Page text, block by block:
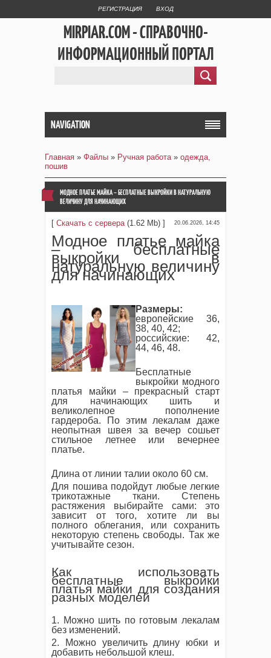
РЕГИСТРАЦИЯ ВХОД
MIRPIAR.COM - СПРАВОЧНО-
ИНФОРМАЦИОННЫЙ ПОРТАЛ
NAVIGATION
Главная » Файлы » Ручная работа» одежда,
пошив
МОДНОЕ ПЛАТЬЕ МАЙКА – БЕСПЛАТНЫЕ ВЫКРОЙКИ В НАТУРАЛЬНУЮ
ВЕЛИЧИНУ ДЛЯ НАЧИНАЮЩИХ
[ Скачать с сервера(1.62 Mb) ] 20.06.2026, 14:45
Модное платье майка
– бесплатные
выкройки в
натуральную величину
для начинающих
Размеры:
европейские 36,
38, 40, 42;
российские: 42,
44, 46, 48.
Бесплатные
выкройки модного
платья майки – прекрасный старт
для начинающих шить и
великолепное пополнение
гардероба. По этим лекалам даже
неопытная швея за вечер сошьет
стильное летнее или вечернее
платье.
Длина от линии талии около 60 см.
Для пошива подойдут любые легкие
трикотажные ткани. Степень
растяжения выбирайте сами: это
зависит от того, хотите ли вы
полного облегания, или сохранить
некоторую степень свободы. Так же
учитывайте сезон.
Как использовать
бесплатные выкройки
платья майки для создания
разных моделей
1. Можно шить по готовым лекалам
без изменений.
2. Можно увеличить длину юбки и
добавить небольшой клеш.